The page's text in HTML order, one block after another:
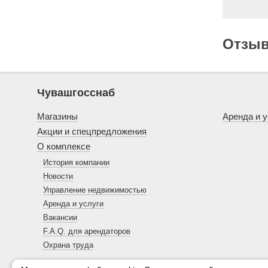
Чувашгосснаб
Магазины
Акции и спецпредложения
О комплексе
История компании
Новости
Управление недвижимостью
Аренда и услуги
Вакансии
F.A.Q. для арендаторов
Охрана труда
3D-тур
Аренда и